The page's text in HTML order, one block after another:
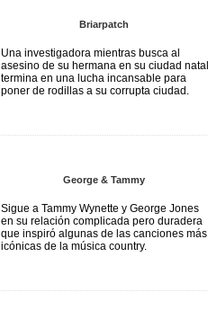
Briarpatch
Una investigadora mientras busca al
asesino de su hermana en su ciudad natal
termina en una lucha incansable para
poner de rodillas a su corrupta ciudad.
George & Tammy
Sigue a Tammy Wynette y George Jones
en su relación complicada pero duradera
que inspiró algunas de las canciones más
icónicas de la música country.